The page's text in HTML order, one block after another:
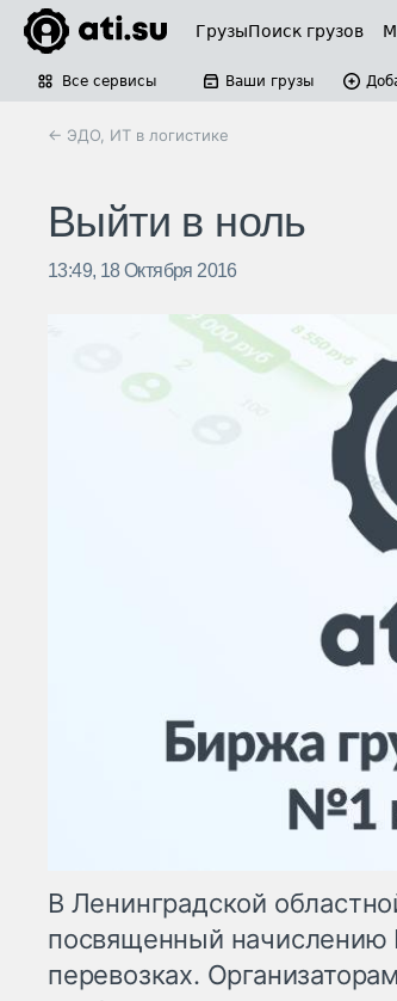
ГрузыПоиск грузов
Все сервисы Ваши грузы
← ЭДО, ИТ в логистике
Выйти в ноль
13:49, 18 Октября 2016
В Ленинградской
посвященный
перевозках.